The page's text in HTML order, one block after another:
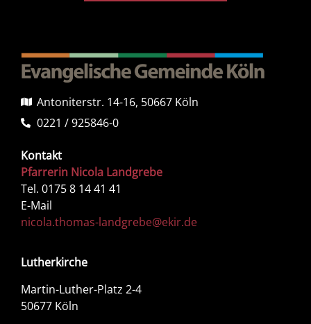
Antoniterstr. 14-16, 50667 Köln
0221 / 925846-0
Kontakt
Pfarrerin Nicola Landgrebe
Tel. 0175 8 14 41 41
E-Mail
nicola.thomas-landgrebe@ekir.de
Lutherkirche
Martin-Luther-Platz 2-4
50677 Köln